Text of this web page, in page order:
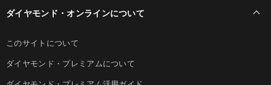
ダイヤモンド・オンラインについて
このサイトについて
ダイヤモンド・プレミアムについて